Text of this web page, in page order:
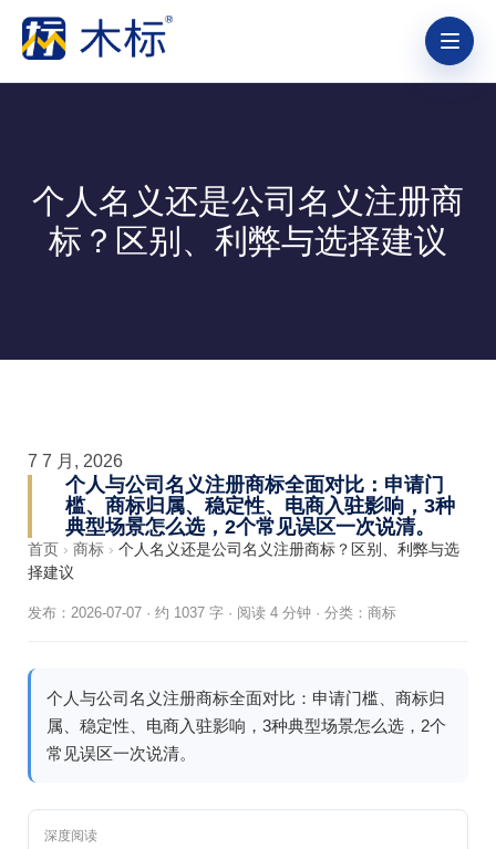
个人名义还是公司名义注册商
标？区别、利弊与选择建议
7 7 月, 2026
个人与公司名义注册商标全面对比：申请门
槛、商标归属、稳定性、电商入驻影响，3种
典型场景怎么选，2个常见误区一次说清。
首页 › 商标 › 个人名义还是公司名义注册商标？区别、利弊与选
择建议
发布：2026-07-07 · 约 1037 字 · 阅读 4 分钟 · 分类： 商标
个人与公司名义注册商标全面对比：申请门槛、商标归
属、稳定性、电商入驻影响，3种典型场景怎么选，2个
常见误区一次说清。
深度阅读